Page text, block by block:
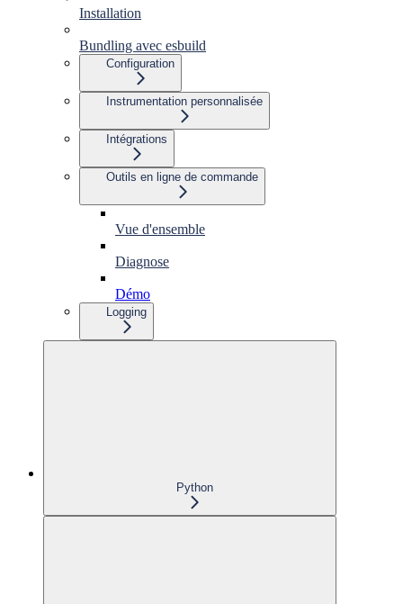
Installation
Bundling avec esbuild
Configuration
Instrumentation personnalisée
Intégrations
Outils en ligne de commande
Vue d'ensemble
Diagnose
Démo
Logging
Python